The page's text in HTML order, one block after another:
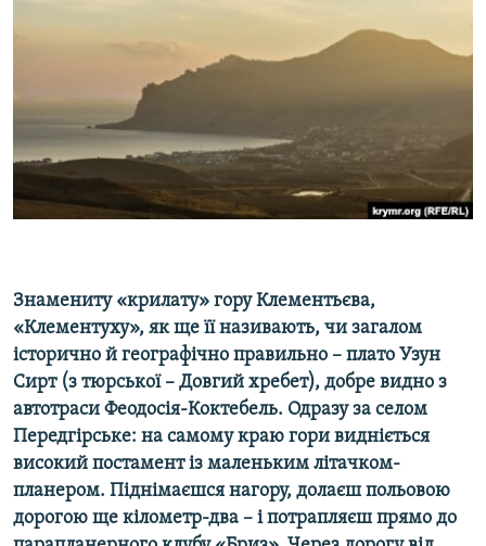
СПЕЦПРОЕКТИ
ВІДЕОУРОКИ «ELIFBE»
СВІДЧЕННЯ ОКУПАЦІЇ
УКРАЇНСЬКА ПРОБЛЕМА КРИМУ
ЯК ОБІЙТИ БЛОКУВАННЯ
Русский
Qırımtatar
Усі сайти RFE/RL
Знамениту «крилату» гору Клементьєва,
«Клементуху», як ще її називають, чи загалом
історично й географічно правильно – плато Узун
Сирт (з тюрської – Довгий хребет), добре видно з
автотраси Феодосія-Коктебель. Одразу за селом
Передгірське: на самому краю гори видніється
високий постамент із маленьким літачком-
планером. Піднімаєшся нагору, долаєш польовою
дорогою ще кілометр-два – і потрапляєш прямо до